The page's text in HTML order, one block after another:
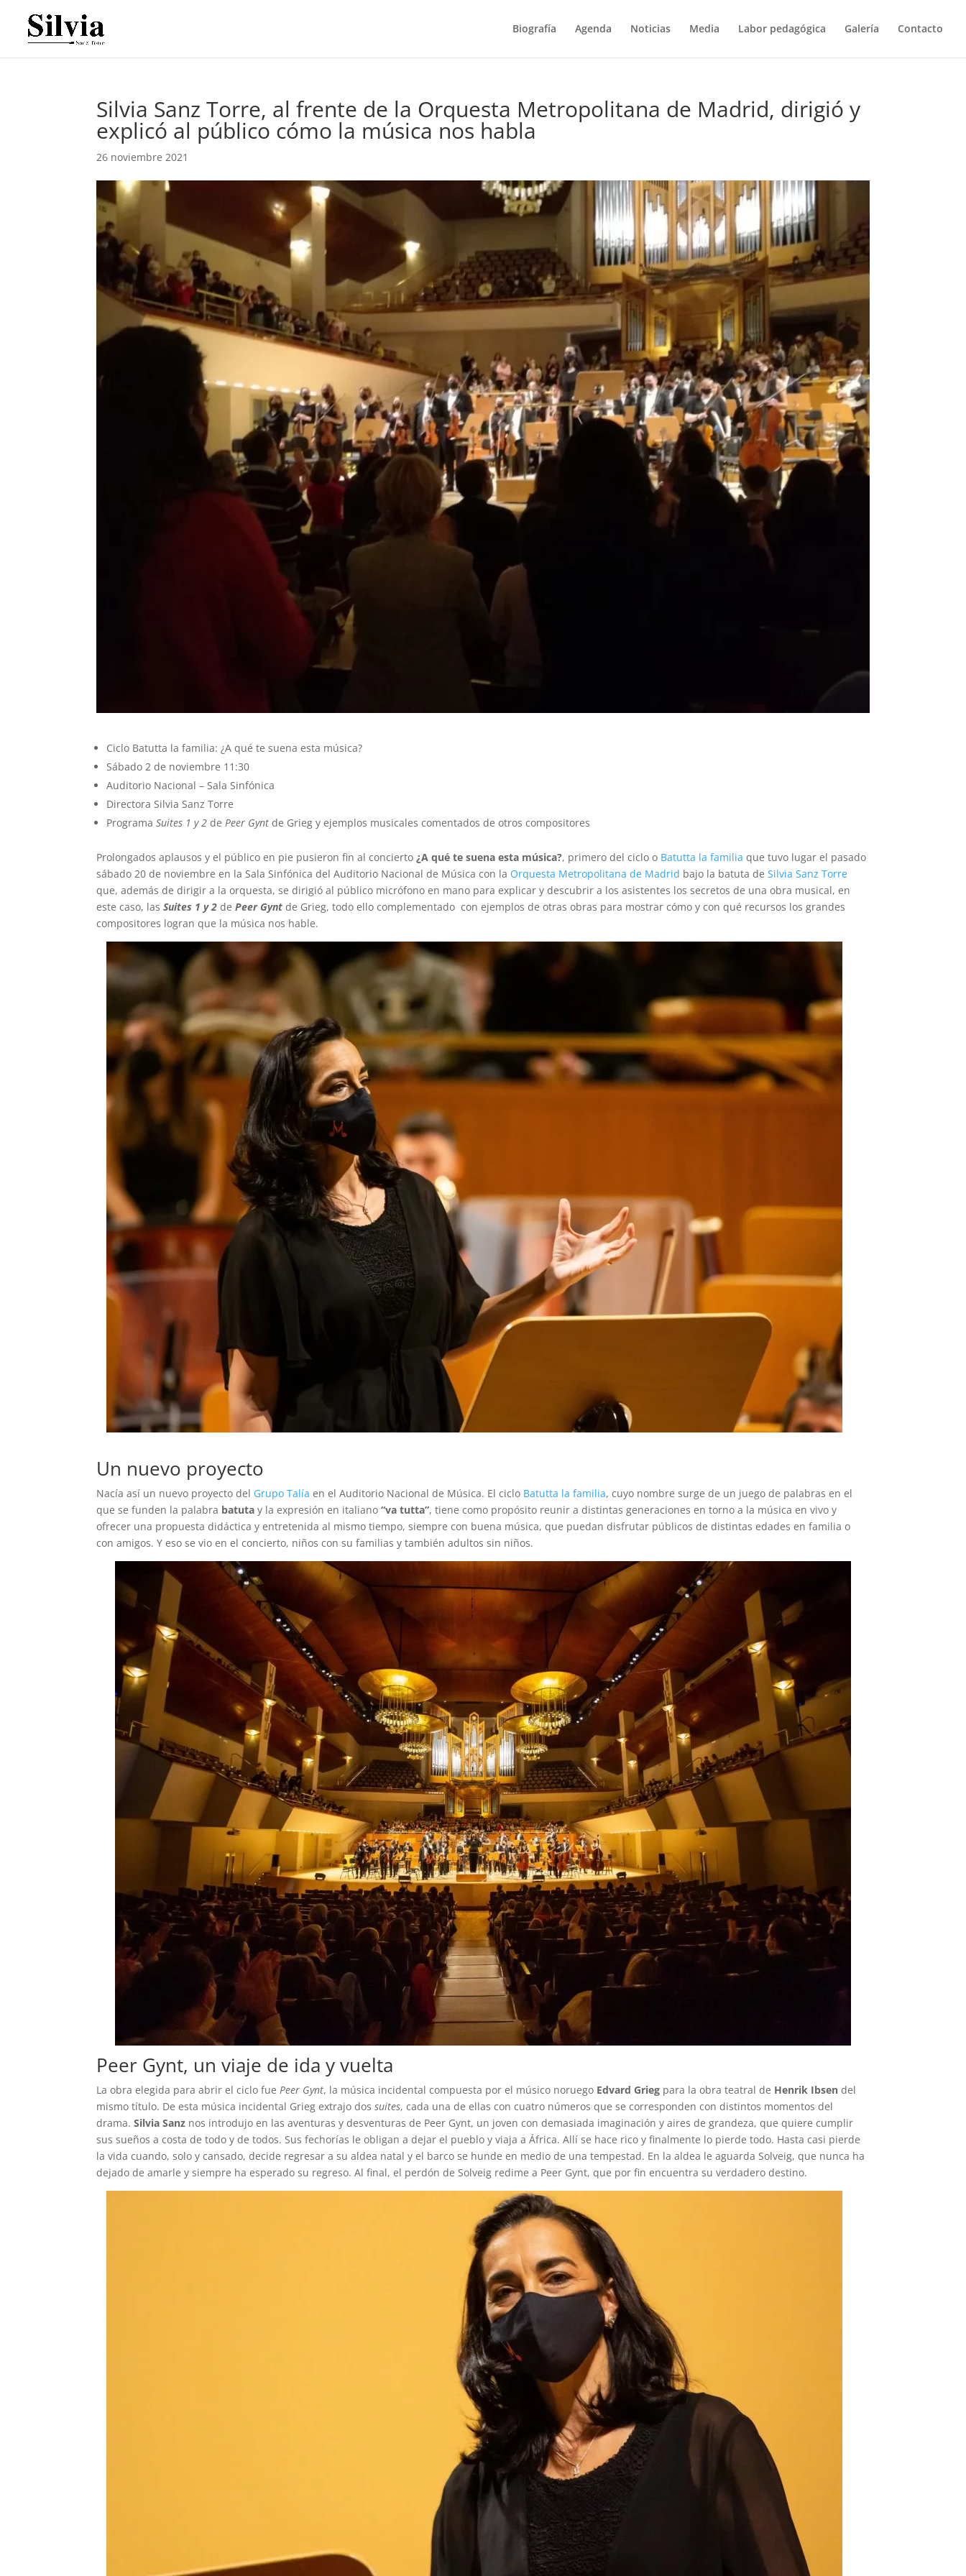
Biografía Agenda Noticias Media Labor pedagógica Galería Contacto
Silvia Sanz Torre, al frente de la Orquesta Metropolitana de Madrid, dirigió y
explicó al público cómo la música nos habla
26 noviembre 2021
Ciclo Batutta la familia: ¿A qué te suena esta música?
Sábado 2 de noviembre 11:30
Auditorio Nacional – Sala Sinfónica
Directora Silvia Sanz Torre
Programa Suites 1 y 2de Peer Gynt de Grieg y ejemplos musicales comentados de otros compositores
Prolongados aplausos y el público en pie pusieron fin al concierto ¿A qué te suena esta música?, primero del ciclo o Batutta la familia que tuvo lugar el pasado
sábado 20 de noviembre en la Sala Sinfónica del Auditorio Nacional de Música con la Orquesta Metropolitana de Madrid bajo la batuta deSilvia Sanz Torre
que, además de dirigir a la orquesta, se dirigió al público micrófono en mano para explicar y descubrir a los asistentes los secretos de una obra musical, en
este caso, lasSuites 1 y 2de Peer Gynt de Grieg, todo ello complementado con ejemplos de otras obras para mostrar cómo y con qué recursos los grandes
compositores logran que la música nos hable.
Un nuevo proyecto
Nacía así un nuevo proyecto del Grupo Talíaen el Auditorio Nacional de Música. El ciclo Batutta la familia, cuyo nombre surge de un juego de palabras en el
que se funden la palabra batuta y la expresión en italiano“va tutta”, tiene como propósito reunir a distintas generaciones en torno a la música en vivo y
ofrecer una propuesta didáctica y entretenida al mismo tiempo, siempre con buena música, que puedan disfrutar públicos de distintas edades en familia o
con amigos. Y eso se vio en el concierto, niños con su familias y también adultos sin niños.
Peer Gynt, un viaje de ida y vuelta
La obra elegida para abrir el ciclo fue Peer Gynt, la música incidental compuesta por el músico noruego Edvard Grieg para la obra teatral de Henrik Ibsen del
mismo título. De esta música incidental Grieg extrajo dossuites, cada una de ellas con cuatro números que se corresponden con distintos momentos del
drama.Silvia Sanz nos introdujo en las aventuras y desventuras de Peer Gynt, un joven con demasiada imaginación y aires de grandeza, que quiere cumplir
sus sueños a costa de todo y de todos. Sus fechorías le obligan a dejar el pueblo y viaja a África. Allí se hace rico y finalmente lo pierde todo. Hasta casi pierde
la vida cuando, solo y cansado, decide regresar a su aldea natal y el barco se hunde en medio de una tempestad. En la aldea le aguarda Solveig, que nunca ha
dejado de amarle y siempre ha esperado su regreso. Al final, el perdón de Solveig redime a Peer Gynt, que por fin encuentra su verdadero destino.